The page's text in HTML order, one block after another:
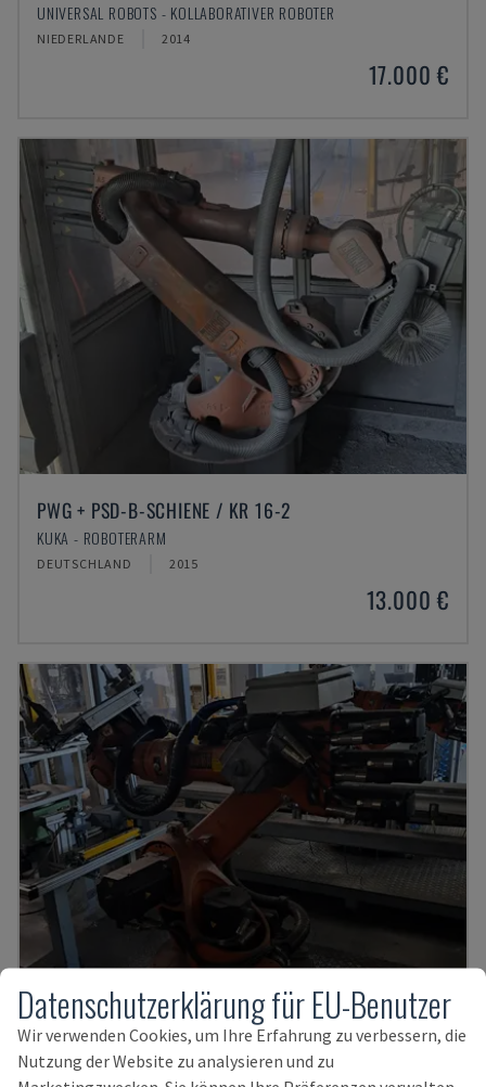
UNIVERSAL ROBOTS - KOLLABORATIVER ROBOTER
NIEDERLANDE 2014
17.000 €
PWG + PSD-B-SCHIENE / KR 16-2
KUKA - ROBOTERARM
DEUTSCHLAND 2015
13.000 €
KR 16-2 MIT KRC 4
KUKA - ROBOTERARM
Datenschutzerklärung für EU-Benutzer
Wir verwenden Cookies, um Ihre Erfahrung zu verbessern, die
Nutzung der Website zu analysieren und zu